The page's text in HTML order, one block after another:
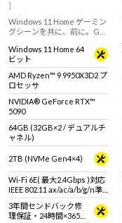
]
Windows 11 Home ゲーミン
グシーンを共に、前に。G
グPC！GeForce RTX 5090 &
AMD Ryzen 9 9950X3D2 プ
ロセッサ 搭載。※モニタ・
マウス・キーボードは別売
りです。
Windows 11 Home 64
ビット
AMD Ryzen™ 9 9950X3D2 プ
ロセッサ
NVIDIA® GeForce RTX™
5090
64GB (32GB×2 / デュアルチ
ャネル)
2TB (NVMe Gen4×4)
Wi-Fi 6E( 最大2.4Gbps )対応
IEEE 802.11 ax/ac/a/b/g/n準
拠 ＋ Bluetooth 5内蔵
3年間センドバック修
理保証・24時間×365